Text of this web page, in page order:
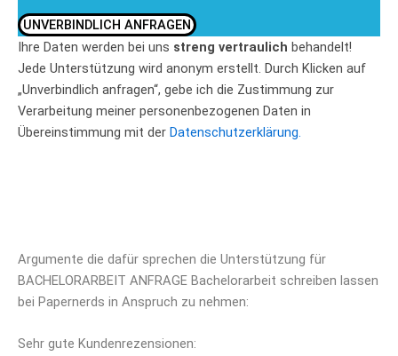
UNVERBINDLICH ANFRAGEN
Ihre Daten werden bei uns streng vertraulich behandelt!
Jede Unterstützung wird anonym erstellt. Durch Klicken auf
„Unverbindlich anfragen“, gebe ich die Zustimmung zur
Verarbeitung meiner personenbezogenen Daten in
Übereinstimmung mit der Datenschutzerklärung.
Argumente die dafür sprechen die Unterstützung für
BACHELORARBEIT ANFRAGE Bachelorarbeit schreiben lassen
bei Papernerds in Anspruch zu nehmen:
Sehr gute Kundenrezensionen: